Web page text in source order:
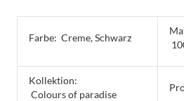
Farbe: Creme, Schwarz
Kollektion:
Colours of paradise